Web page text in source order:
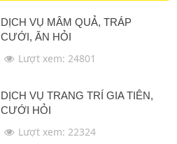
DỊCH VỤ MÂM QUẢ, TRÁP
CƯỚI, ĂN HỎI
Lượt xem: 24801
DỊCH VỤ TRANG TRÍ GIA TIÊN,
CƯỚI HỎI
Lượt xem: 22324